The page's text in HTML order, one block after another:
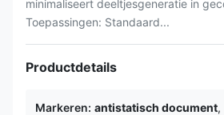
minimaliseert deeltjesgeneratie in
Toepassingen: Standaard...
Productdetails
Markeren: antistatisch document,